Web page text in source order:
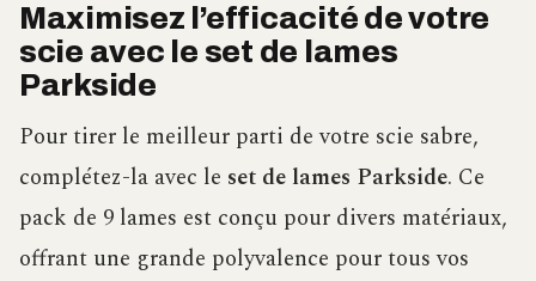
Maximisez l’efficacité de votre
scie avec le set de lames
Parkside
Pour tirer le meilleur parti de votre scie sabre,
complétez-la avec le set de lames Parkside. Ce
pack de 9 lames est conçu pour divers matériaux,
offrant une grande polyvalence pour tous vos